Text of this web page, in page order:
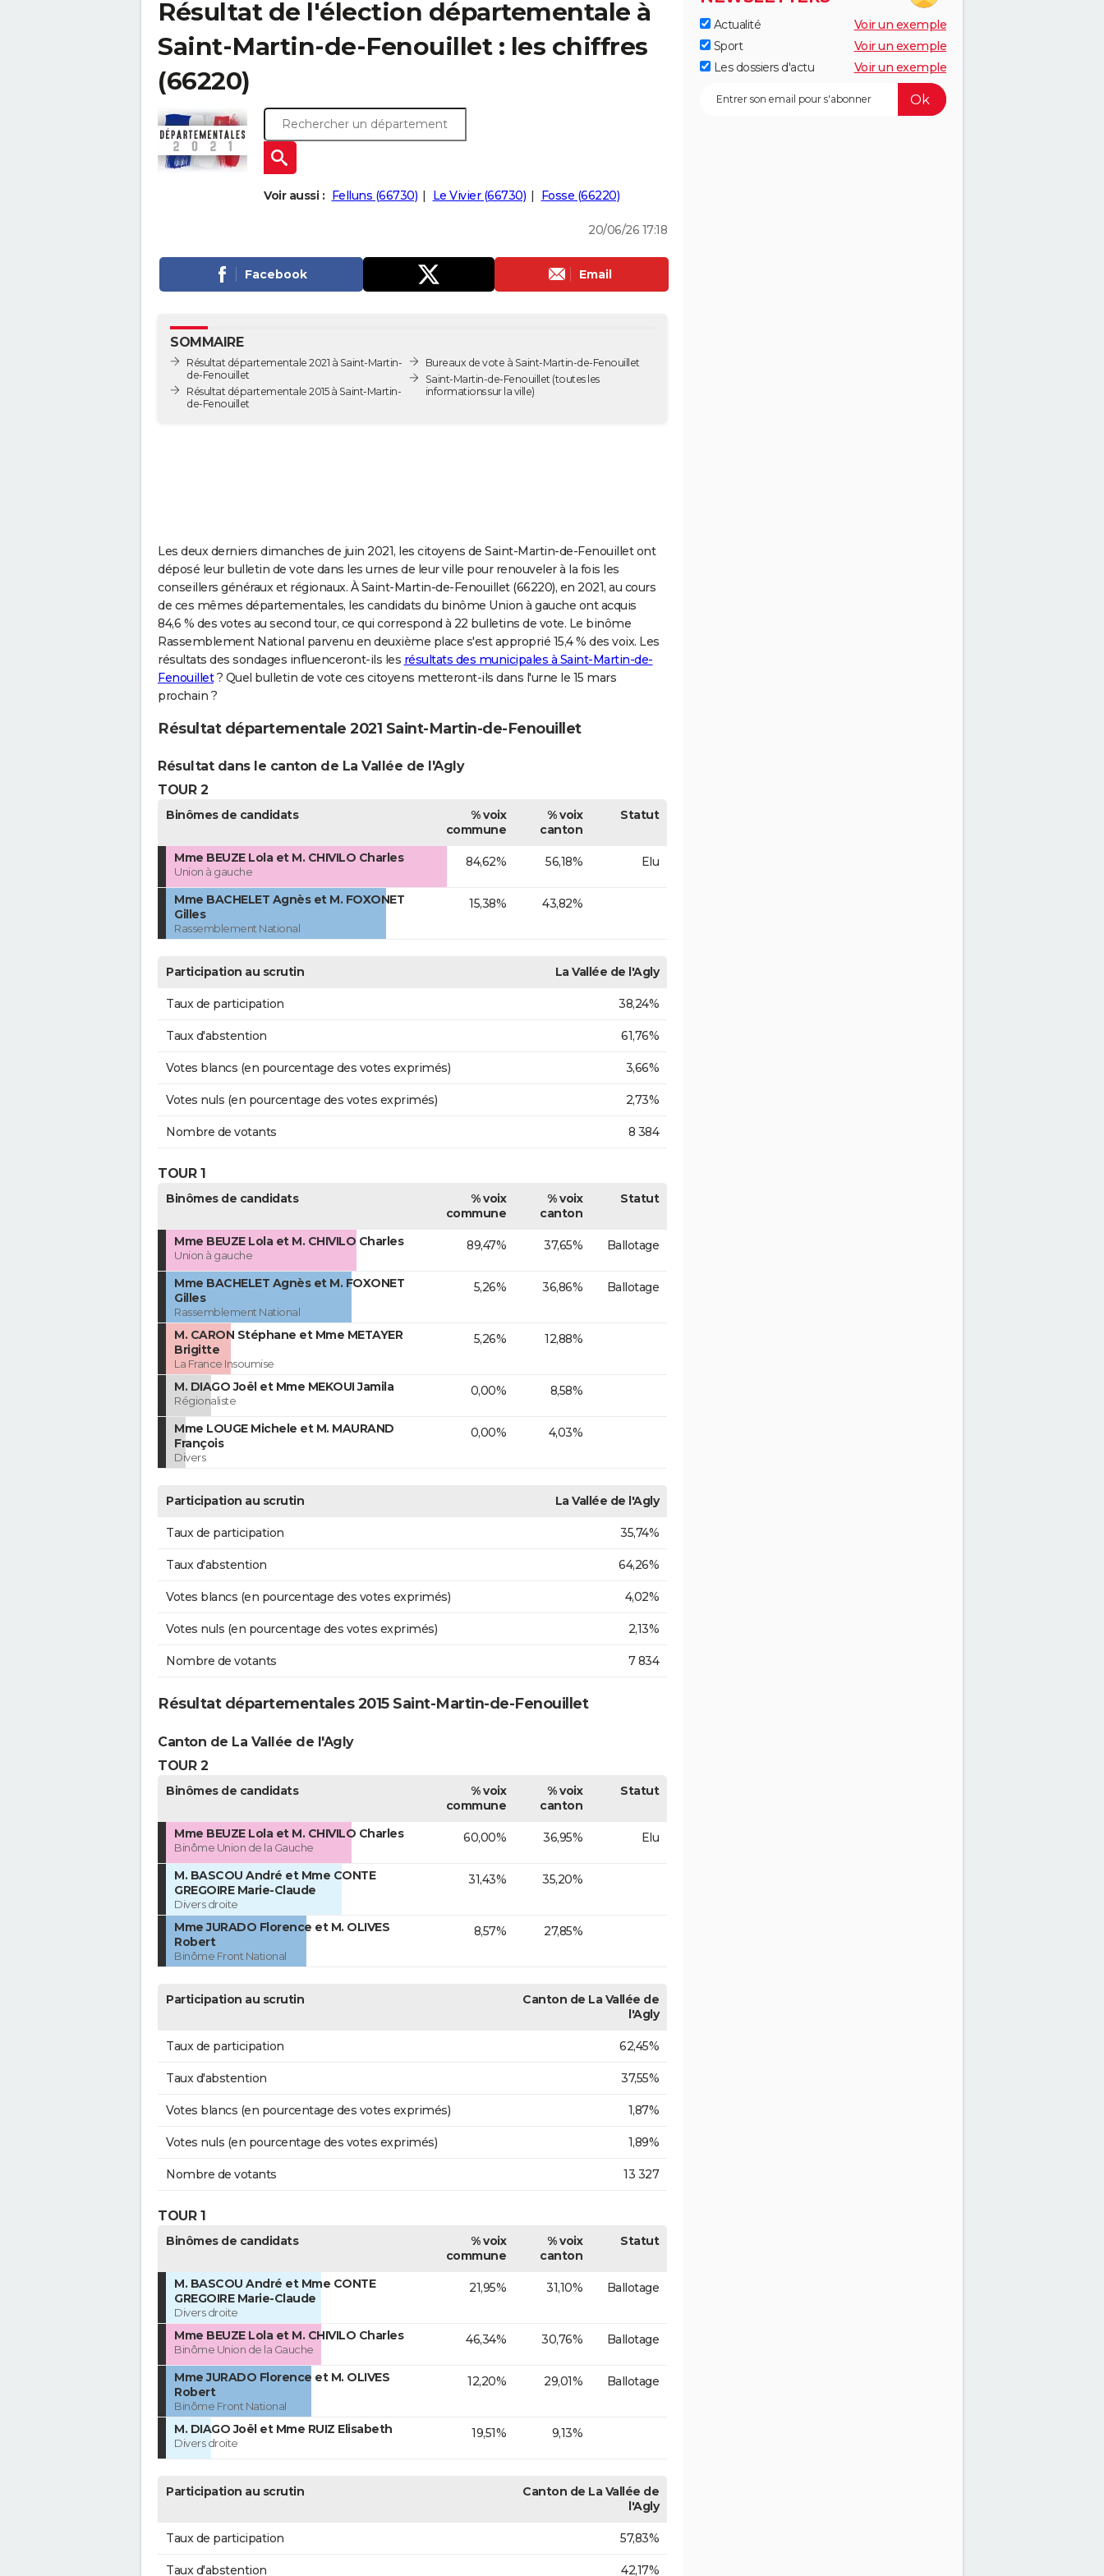
Résultat de l'élection départementale à
Saint-Martin-de-Fenouillet : les chiffres
(66220)
Voir aussi : Felluns (66730) Le Vivier (66730) Fosse (66220)
20/06/26 17:18
Facebook Email
SOMMAIRE
Résultat départementale 2021 à Saint-Martin-
de-Fenouillet
Résultat départementale 2015 à Saint-Martin-
de-Fenouillet
Bureaux de vote à Saint-Martin-de-Fenouillet
Saint-Martin-de-Fenouillet (toutes les
informations sur la ville)
Les deux derniers dimanches de juin 2021, les citoyens de Saint-Martin-de-Fenouillet ont
déposé leur bulletin de vote dans les urnes de leur ville pour renouveler à la fois les
conseillers généraux et régionaux. À Saint-Martin-de-Fenouillet (66220), en 2021, au cours
de ces mêmes départementales, les candidats du binôme Union à gauche ont acquis
84,6 % des votes au second tour, ce qui correspond à 22 bulletins de vote. Le binôme
Rassemblement National parvenu en deuxième place s'est approprié 15,4 % des voix. Les
résultats des sondages influenceront-ils les résultats des municipales à Saint-Martin-de-
Fenouillet? Quel bulletin de vote ces citoyens metteront-ils dans l'urne le 15 mars
prochain ?
Résultat départementale 2021 Saint-Martin-de-Fenouillet
Résultat dans le canton de La Vallée de l'Agly
TOUR 2
Binômes de candidats
% voix
commune
% voix
canton
Statut
Mme BEUZE Lola et M. CHIVILO Charles
Union à gauche
84,62% 56,18% Elu
Mme BACHELET Agnès et M. FOXONET
Gilles
Rassemblement National
15,38% 43,82%
Participation au scrutin La Vallée de l'Agly
Taux de participation 38,24%
Taux d'abstention 61,76%
Votes blancs (en pourcentage des votes exprimés) 3,66%
Votes nuls (en pourcentage des votes exprimés) 2,73%
Nombre de votants 8 384
TOUR 1
Binômes de candidats
% voix
commune
% voix
canton
Statut
Mme BEUZE Lola et M. CHIVILO Charles
Union à gauche
89,47% 37,65% Ballotage
Mme BACHELET Agnès et M. FOXONET
Gilles
Rassemblement National
5,26% 36,86% Ballotage
M. CARON Stéphane et Mme METAYER
Brigitte
La France Insoumise
5,26% 12,88%
M. DIAGO Joël et Mme MEKOUI Jamila
Régionaliste
0,00% 8,58%
Mme LOUGE Michele et M. MAURAND
François
Divers
0,00% 4,03%
Participation au scrutin La Vallée de l'Agly
Taux de participation 35,74%
Taux d'abstention 64,26%
Votes blancs (en pourcentage des votes exprimés) 4,02%
Votes nuls (en pourcentage des votes exprimés) 2,13%
Nombre de votants 7 834
Résultat départementales 2015 Saint-Martin-de-Fenouillet
Canton de La Vallée de l'Agly
TOUR 2
Binômes de candidats
% voix
commune
% voix
canton
Statut
Mme BEUZE Lola et M. CHIVILO Charles
Binôme Union de la Gauche
60,00% 36,95% Elu
M. BASCOU André et Mme CONTE
GREGOIRE Marie-Claude
Divers droite
31,43% 35,20%
Mme JURADO Florence et M. OLIVES
Robert
Binôme Front National
8,57% 27,85%
Participation au scrutin
Canton de La Vallée de
l'Agly
Taux de participation 62,45%
Taux d'abstention 37,55%
Votes blancs (en pourcentage des votes exprimés) 1,87%
Votes nuls (en pourcentage des votes exprimés) 1,89%
Nombre de votants 13 327
TOUR 1
Binômes de candidats
% voix
commune
% voix
canton
Statut
M. BASCOU André et Mme CONTE
GREGOIRE Marie-Claude
Divers droite
21,95% 31,10% Ballotage
Mme BEUZE Lola et M. CHIVILO Charles
Binôme Union de la Gauche
46,34% 30,76% Ballotage
Mme JURADO Florence et M. OLIVES
Robert
Binôme Front National
12,20% 29,01% Ballotage
M. DIAGO Joël et Mme RUIZ Elisabeth
Divers droite
19,51% 9,13%
Participation au scrutin
Canton de La Vallée de
l'Agly
Taux de participation 57,83%
Taux d'abstention 42,17%
Actualité
Voir un exemple
Sport
Voir un exemple
Les dossiers d'actu
Voir un exemple